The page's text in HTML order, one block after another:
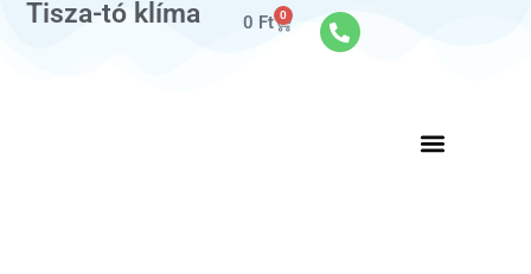
Tisza-tó klíma 0 Ft 0